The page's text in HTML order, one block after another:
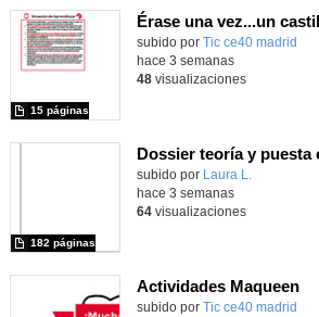
Érase una vez...un
subido por Tic ce40 madrid
15 páginas
hace 3 semanas
48visualizaciones
Contenido educativo.
subido por Laura L.
182 páginas
hace 3 semanas
64visualizaciones
Actividades Maqueen
Contenido educativo.
subido por Tic ce40 madrid